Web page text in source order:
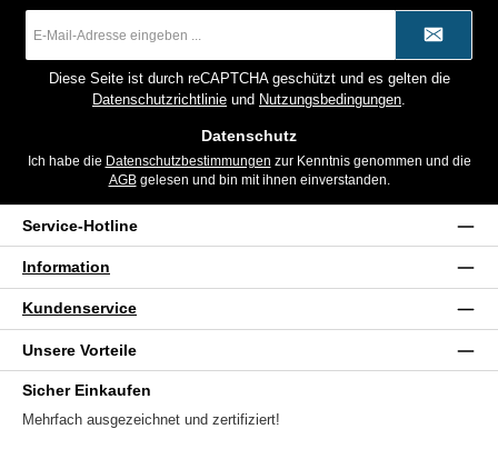
Mail-
Adresse
Diese Seite ist durch reCAPTCHA geschützt und es gelten die
Datenschutzrichtlinie und Nutzungsbedingungen
Datenschutz
Ich habe die Datenschutzbestimmungen
AGBgelesen und bin mit ihnen einverstanden.
Service-Hotline
Information
Kundenservice
Unsere Vorteile
Sicher Einkaufen
Mehrfach ausgezeichnet und zertifiziert!